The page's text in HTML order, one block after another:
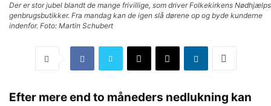
Der er stor jubel blandt de mange frivillige, som driver Folkekirkens Nødhjælps
genbrugsbutikker. Fra mandag kan de igen slå dørene op og byde kunderne
indenfor. Foto: Martin Schubert
Efter mere end to måneders nedlukning kan